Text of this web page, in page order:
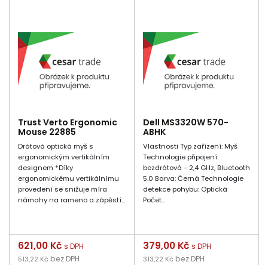
Trust Verto Ergonomic
Mouse 22885
Drátová optická myš s
ergonomickým vertikálním
designem *Díky
ergonomickému vertikálnímu
provedení se snižuje míra
námahy na rameno a zápěstí...
Cena
621,00 Kč s DPH
513,22 Kč bez DPH
Dell MS3320W 570-
ABHK
Vlastnosti Typ zařízení: Myš
Technologie připojení:
bezdrátová - 2,4 GHz, Bluetooth
5.0 Barva: Černá Technologie
detekce pohybu: Optická
Počet...
Cena
379,00 Kč s DPH
313,22 Kč bez DPH